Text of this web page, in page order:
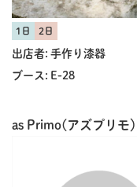
1日 2日
出店者: 手作り漆器
ブース: E-28
as Primo(アズプリモ）